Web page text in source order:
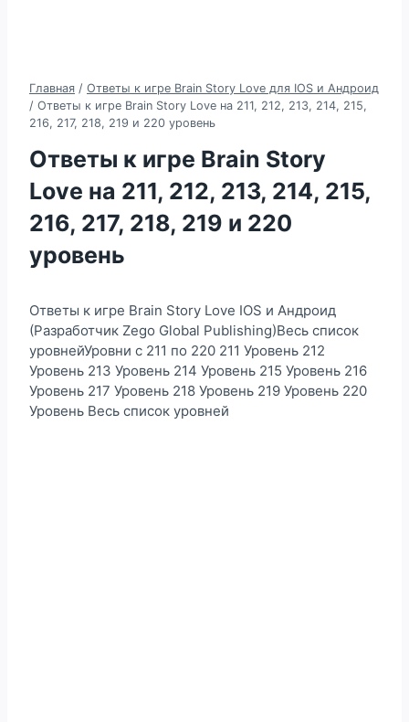
Главная / Ответы к игре Brain Story Love для IOS и Андроид
/ Ответы к игре Brain Story Love на 211, 212, 213, 214, 215,
216, 217, 218, 219 и 220 уровень
Ответы к игре Brain Story
Love на 211, 212, 213, 214, 215,
216, 217, 218, 219 и 220
уровень
Ответы к игре Brain Story Love IOS и Андроид
(Разработчик Zego Global Publishing)Весь список
уровнейУровни с 211 по 220 211 Уровень 212
Уровень 213 Уровень 214 Уровень 215 Уровень 216
Уровень 217 Уровень 218 Уровень 219 Уровень 220
Уровень Весь список уровней